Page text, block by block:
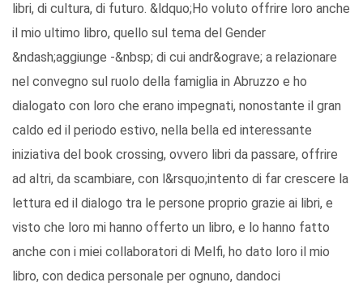
libri, di cultura, di futuro. &ldquo;Ho voluto offrire loro anche
il mio ultimo libro, quello sul tema del Gender
&ndash;aggiunge -&nbsp; di cui andr&ograve; a relazionare
nel convegno sul ruolo della famiglia in Abruzzo e ho
dialogato con loro che erano impegnati, nonostante il gran
caldo ed il periodo estivo, nella bella ed interessante
iniziativa del book crossing, ovvero libri da passare, offrire
ad altri, da scambiare, con l&rsquo;intento di far crescere la
lettura ed il dialogo tra le persone proprio grazie ai libri, e
visto che loro mi hanno offerto un libro, e lo hanno fatto
anche con i miei collaboratori di Melfi, ho dato loro il mio
libro, con dedica personale per ognuno, dandoci